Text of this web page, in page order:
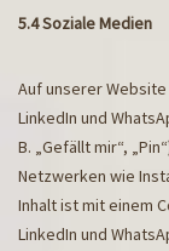
5.4 Soziale Medien
Auf unserer
LinkedIn und
B. „Gefällt mir“,
Netzwerken wie
Inhalt ist mit einem
LinkedIn und